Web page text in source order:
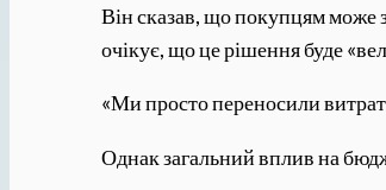
Він сказав, що покупцям може
очікує, що це рішення буде
«Ми просто переносили
Однак загальний вплив на